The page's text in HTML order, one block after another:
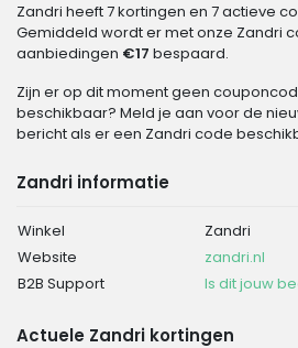
Zandri heeft 7 kortingen en 7 actieve
Gemiddeld wordt er met onze Zandri
aanbiedingen €17 bespaard.
Zijn er op dit moment geen
beschikbaar? Meld je aan voor de
bericht als er een Zandri code
Zandri informatie
Winkel
Zandri
Website
zandri.nl
B2B Support
Is dit jouw
Actuele Zandri kortingen